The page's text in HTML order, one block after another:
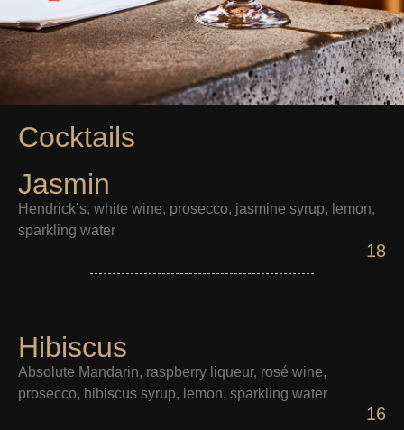
Cocktails
Jasmin
Hendrick’s, white wine, prosecco, jasmine syrup, lemon,
sparkling water
18
Hibiscus
Absolute Mandarin, raspberry liqueur, rosé wine,
prosecco, hibiscus syrup, lemon, sparkling water
16